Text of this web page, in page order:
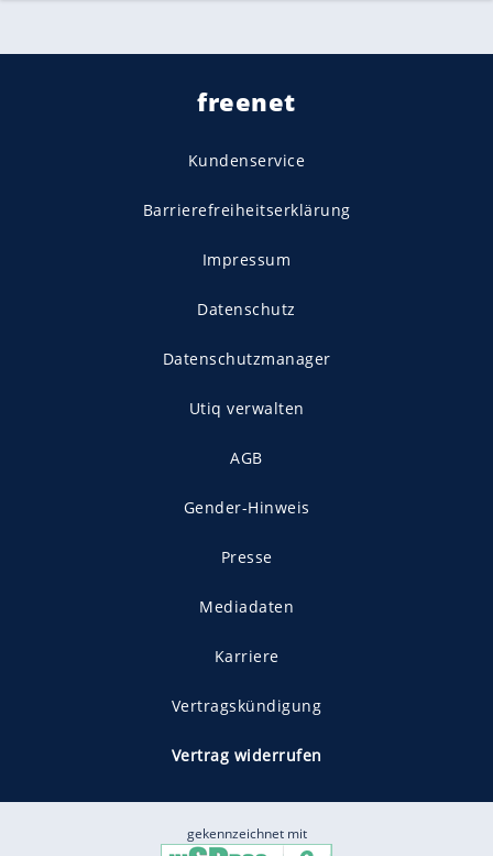
freenet
Kundenservice
Barrierefreiheitserklärung
Impressum
Datenschutz
Datenschutzmanager
Utiq verwalten
AGB
Gender-Hinweis
Presse
Mediadaten
Karriere
Vertragskündigung
Vertrag widerrufen
gekennzeichnet mit